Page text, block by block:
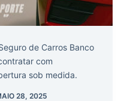
de Carros Banco
com
sob medida.
28, 2025